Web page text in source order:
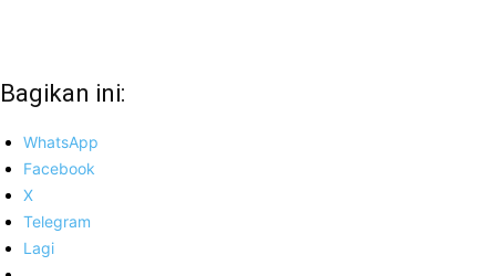
Bagikan ini:
WhatsApp
Facebook
X
Telegram
Lagi